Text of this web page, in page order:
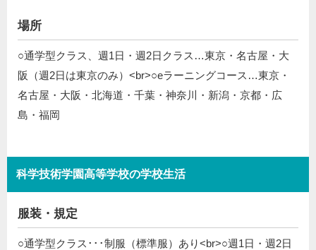
場所
○通学型クラス、週1日・週2日クラス…東京・名古屋・大
阪（週2日は東京のみ）<br>○eラーニングコース…東京・
名古屋・大阪・北海道・千葉・神奈川・新潟・京都・広
島・福岡
科学技術学園高等学校の学校生活
服装・規定
○通学型クラス･･･制服（標準服）あり<br>○週1日・週2日